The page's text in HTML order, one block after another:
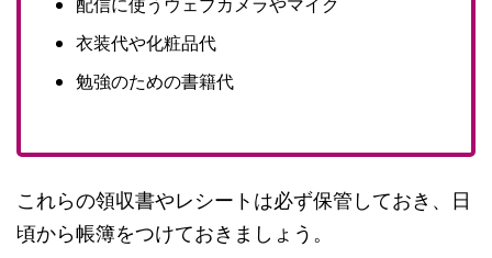
衣装代や化粧品代
勉強のための書籍代
これらの領収書やレシートは必ず保管しておき、日
頃から帳簿をつけておきましょう。